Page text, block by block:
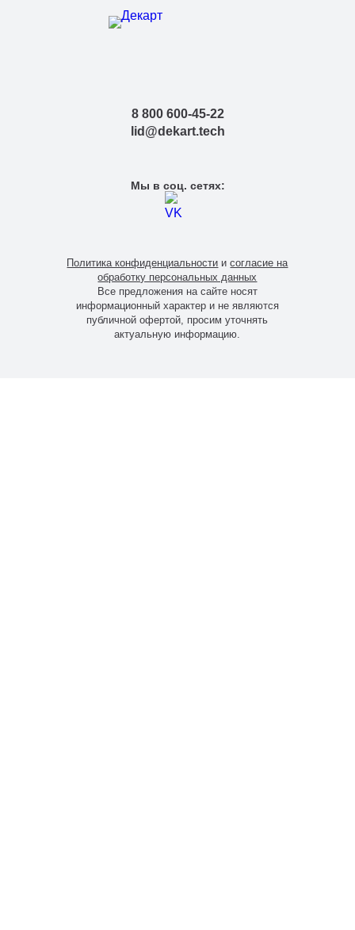
8 800 600-45-22
lid@dekart.tech
Мы в соц. сетях:
Все предложения на сайте носят
информационный характер и не являются
публичной офертой, просим уточнять
актуальную информацию.
Политика конфиденциальности исогласие на
обработку персональных данных